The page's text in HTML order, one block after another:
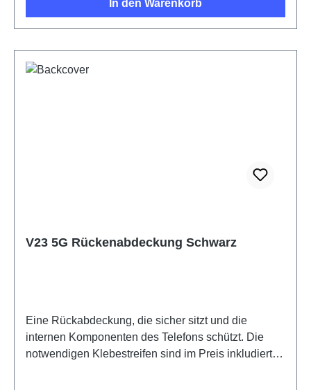
In den Warenkorb
V23 5G Rückenabdeckung Schwarz
Eine Rückabdeckung, die sicher sitzt und die
internen Komponenten des Telefons schützt. Die
notwendigen Klebestreifen sind im Preis inkludiert